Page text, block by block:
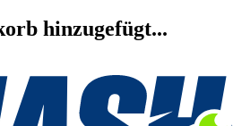
hinzugefügt...